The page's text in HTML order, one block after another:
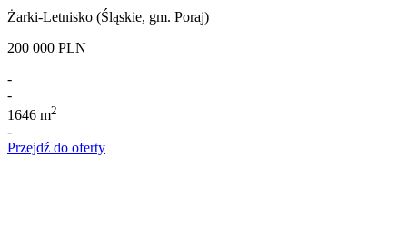
Żarki-Letnisko (Śląskie, gm. Poraj)
200 000 PLN
-
-
1646 m2
-
Przejdź do oferty